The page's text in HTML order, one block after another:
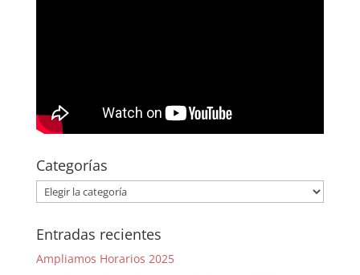
Categorías
Categorías
Entradas recientes
Ampliamos Horarios 2025